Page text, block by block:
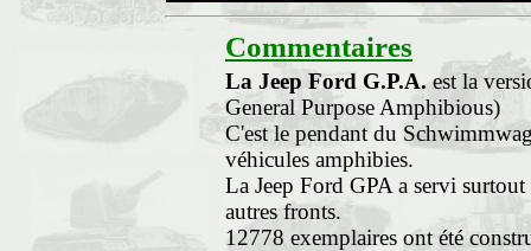
Commentaires
La Jeep Ford G.P.A. est la
General Purpose Amphibious)
C'est le pendant du
véhicules amphibies.
La Jeep Ford GPA a servi
autres fronts.
12778 exemplaires ont été